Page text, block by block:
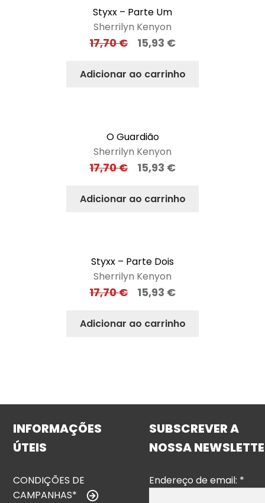
Styxx – Parte Um
Sherrilyn Kenyon
17,70€ 15,93 €
Adicionar ao carrinho
O Guardião
Sherrilyn Kenyon
17,70€ 15,93 €
Adicionar ao carrinho
Styxx – Parte Dois
Sherrilyn Kenyon
17,70€ 15,93 €
Adicionar ao carrinho
INFORMAÇÕES
ÚTEIS
CONDIÇÕES DE
CAMPANHAS*
SUBSCREVER A
NOSSA
Endereço de email: *